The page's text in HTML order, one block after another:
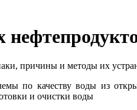
причины и методы их
по качеству воды из
и очистки воды